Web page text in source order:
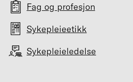
Fag og profesjon
Sykepleieetikk
Sykepleieledelse